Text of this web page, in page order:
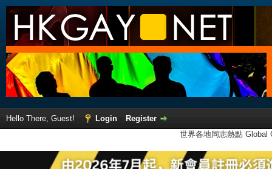
Hello There, Guest! Login
Register
世界各地同志熱點